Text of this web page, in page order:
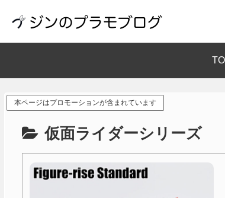
本ページはプロモーションが含まれています
仮面ライダーシリーズ